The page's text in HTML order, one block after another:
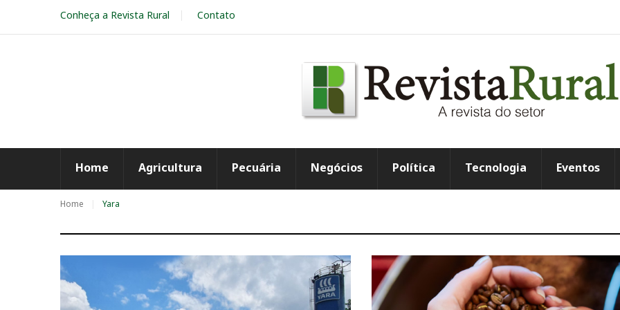
i
e
Conheça a Revista Rural Contato
Home Agricultura Pecuária Negócios Política Tecnologia Eventos
Home Yara
T